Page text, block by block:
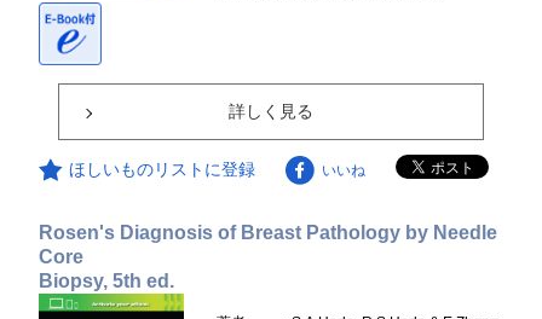
詳しく見る
ほしいものリストに登録 いいね
Rosen's Diagnosis of Breast Pathology by Needle
Core
Biopsy, 5th ed.